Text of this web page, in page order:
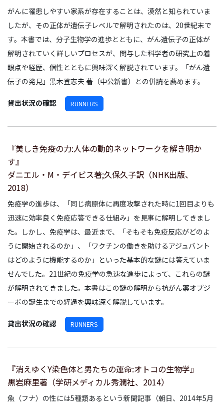
がんに罹患しやすい家系が存在することは、漠然と知られていま
したが、その正体が遺伝子レベルで解明されたのは、20世紀末で
す。本書では、分子生物学の進歩とともに、がん遺伝子の正体が
解明されていく詳しいプロセスが、関与した科学者の研究上の着
眼点や経歴、個性とともに興味深く解説されています。「がん遺
伝子の発見」黒木登志夫 著（中公新書）との併読を薦めます。
貸出状況の確認 RUNNERS
『美しき免疫の力:人体の動的ネットワークを解き明か
す』
ダニエル・M・デイビス著;久保久子訳（NHK出版、
2018）
免疫学の進歩は、「同じ病原体に再度攻撃された時に1回目よりも
迅速に効率良く免疫応答できる仕組み」を見事に解明してきまし
た。しかし、免疫学は、最近まで、「そもそも免疫反応がどのよ
うに開始されるのか」、「ワクチンの働きを助けるアジュバント
はどのように機能するのか」といった基本的な謎には答えていま
せんでした。21世紀の免疫学の急速な進歩によって、これらの謎
が解明されてきました。本書はこの謎の解明から抗がん薬オプジ
ーボの誕生までの経過を興味深く解説しています。
貸出状況の確認 RUNNERS
『消えゆくY染色体と男たちの運命:オトコの生物学』
黒岩麻里著（学研メディカル秀潤社、2014）
魚（フナ）の性には5種類あるという新聞記事（朝日、2014年5月